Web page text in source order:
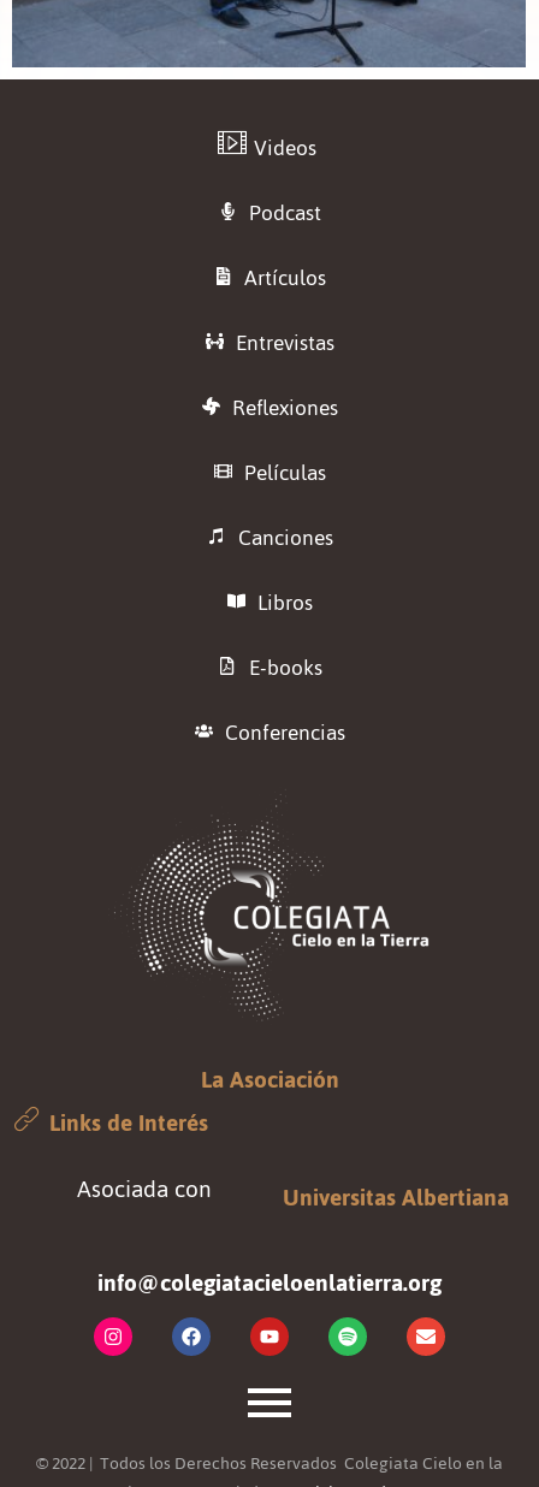
Videos
Podcast
Artículos
Entrevistas
Reflexiones
Películas
Canciones
Libros
E-books
Conferencias
La Asociación
Links de Interés
Asociada con
Universitas Albertiana
info@colegiatacieloenlatierra.org
© 2022 | Todos los Derechos Reservados Colegiata Cielo en la